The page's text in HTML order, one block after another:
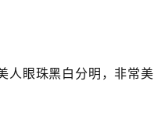
人眼珠黑白分明，非常美